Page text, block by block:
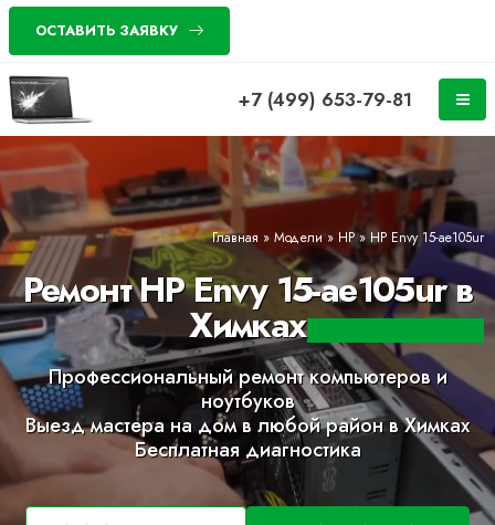
ОСТАВИТЬ ЗАЯВКУ
+7 (499) 653-79-81
Главная » Модели » HP» HP Envy 15-ae105ur
Ремонт HP Envy 15-ae105ur в
Химках
Профессиональный ремонт компьютеров и
ноутбуков
Выезд мастера на дом в любой район в Химках
Бесплатная диагностика